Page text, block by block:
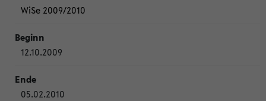
WiSe 2009/2010
12.10.2009
05.02.2010